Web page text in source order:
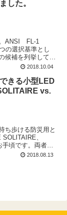
した。
。ANSI FL-1
の選択基準とし
候補を列挙してみ
2018.10.04
きる小型LED
vs.
ち歩ける防災用と
、
頃です。両者と
がありました。
2018.08.13